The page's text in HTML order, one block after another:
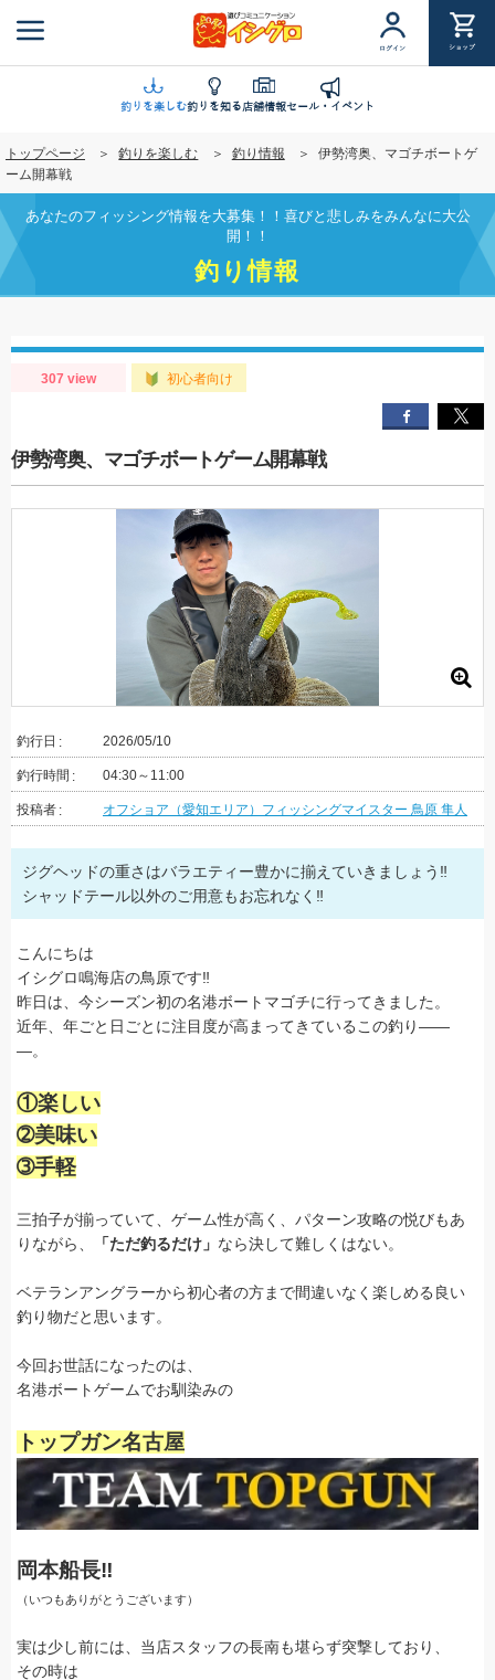
ン
移
動
ログイン ショップ
釣りを楽しむ釣りを知る店舗情報セール・イベント
トップページ 釣りを楽しむ 釣り情報
伊勢湾奥、マゴチボートゲ
ーム開幕戦
あなたのフィッシング情報を大募集！！喜びと悲しみをみんなに大公
開！！
釣り情報
307 view 初心者向け
伊勢湾奥、マゴチボートゲーム開幕戦
釣行日 2026/05/10
釣行時間 04:30～11:00
投稿者 オフショア（愛知エリア）フィッシングマイスター 鳥原 隼人
ジグヘッドの重さはバラエティー豊かに揃えていきましょう‼
シャッドテール以外のご用意もお忘れなく‼
こんにちは
イシグロ鳴海店の鳥原です‼
昨日は、今シーズン初の名港ボートマゴチに行ってきました。
近年、年ごと日ごとに注目度が高まってきているこの釣り――
―。
①楽しい
➁美味い
➂手軽
三拍子が揃っていて、ゲーム性が高く、パターン攻略の悦びもあ
りながら、
「ただ釣るだけ」 なら決して難しくはない。
ベテランアングラーから初心者の方まで間違いなく楽しめる良い
釣り物だと思います。
今回お世話になったのは、
名港ボートゲームでお馴染みの
トップガン名古屋
岡本船長‼
（いつもありがとうございます）
実は少し前には、当店スタッフの長南も堪らず突撃しており、
その時は